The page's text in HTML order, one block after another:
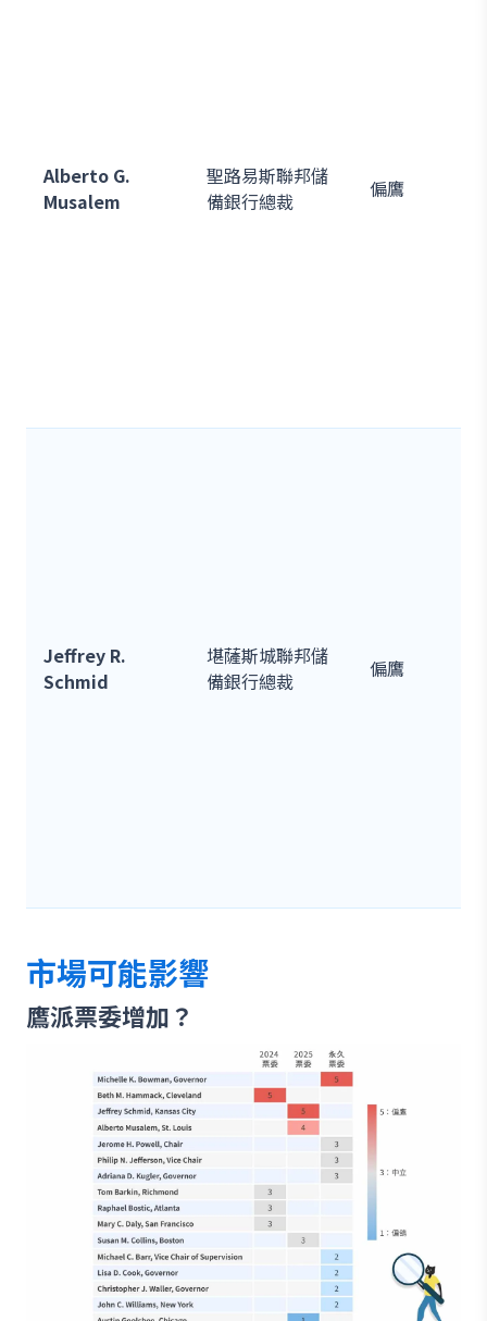
Alberto G.
Musalem
聖路易斯聯邦儲
備銀行總裁
偏鷹
Jeffrey R.
Schmid
堪薩斯城聯邦儲
備銀行總裁
偏鷹
市場可能影響
鷹派票委增加？